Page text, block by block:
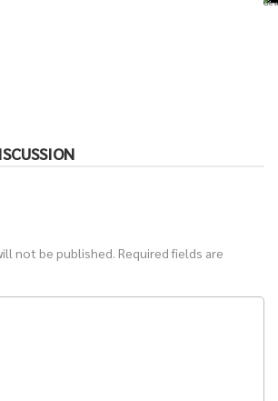
พบ “หนังสือศาสตร์มืด” เล่มหนึ่งโดยบังเอิญ และ
ด้ครอบครองร้านหนังสือลึกลับ ที่มีหนังสือให้อ่าน
าปัญหาชีวิตแบบ “กาว ๆ” เพื่อหลอกขายหนังสือ
กตว่า… ลูกค้าของร้านหนังสือแห่งนี้ไม่ใช่คนธรรมดา
not be published. Required fields are